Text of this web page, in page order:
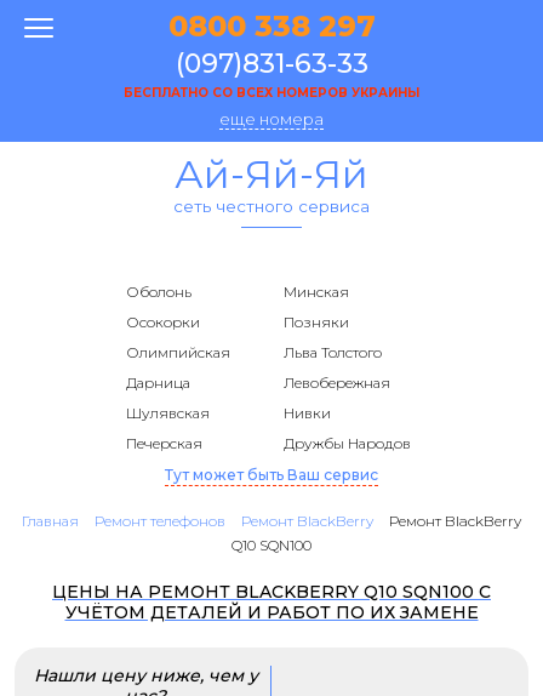
0800 338 297
(097)831-63-33
БЕСПЛАТНО СО ВСЕХ НОМЕРОВ УКРАИНЫ
еще номера
Ай-Яй-Яй
сеть честного сервиса
Оболонь
Минская
Осокорки
Позняки
Олимпийская
Льва Толстого
Дарница
Левобережная
Шулявская
Нивки
Печерская
Дружбы Народов
Тут может быть Ваш сервис
Главная Ремонт телефонов Ремонт BlackBerry
Ремонт BlackBerry
Q10 SQN100
ЦЕНЫ НА РЕМОНТ BLACKBERRY Q10 SQN100 С
УЧЁТОМ ДЕТАЛЕЙ И РАБОТ ПО ИХ ЗАМЕНЕ
Нашли цену ниже, чем у